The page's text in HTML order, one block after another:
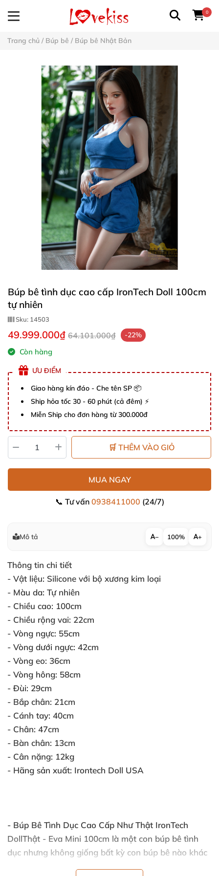
0
Trang chủ / Búp bê / Búp bê Nhật Bản
Búp bê tình dục cao cấp IronTech Doll 100cm
tự nhiên
Sku: 14503
49.999.000₫ 64.101.000₫ -22%
Còn hàng
ƯU ĐIỂM
Giao hàng kín đáo - Che tên SP 📦
Ship hỏa tốc 30 - 60 phút (cả đêm) ⚡
Miễn Ship cho đơn hàng từ 300.000đ
🛒 THÊM VÀO GIỎ
MUA NGAY
📞 Tư vấn 0938411000 (24/7)
Mô tả − 100% +
Thông tin chi tiết
- Vật liệu: Silicone với bộ xương kim loại
- Màu da: Tự nhiên
- Chiều cao: 100cm
- Chiều rộng vai: 22cm
- Vòng ngực: 55cm
- Vòng dưới ngực: 42cm
- Vòng eo: 36cm
- Vòng hông: 58cm
- Đùi: 29cm
- Bắp chân: 21cm
- Cánh tay: 40cm
- Chân: 47cm
- Bàn chân: 13cm
- Cân nặng: 12kg
- Hãng sản xuất: Irontech Doll USA
- Búp Bê Tình Dục Cao Cấp Như Thật IronTech
DollThật - Eva Mini 100cm là một con búp bê tình
dục nhưng không giống bất kỳ con búp bê nào khác